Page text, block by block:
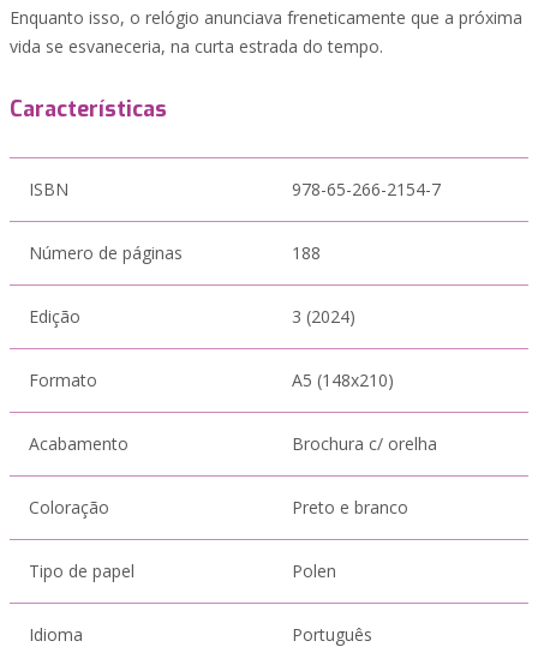
Enquanto isso, o relógio anunciava freneticamente que a próxima
vida se esvaneceria, na curta estrada do tempo.
Características
ISBN 978-65-266-2154-7
Número de páginas 188
Edição 3 (2024)
Formato A5 (148x210)
Acabamento Brochura c/ orelha
Coloração Preto e branco
Tipo de papel Polen
Idioma Português